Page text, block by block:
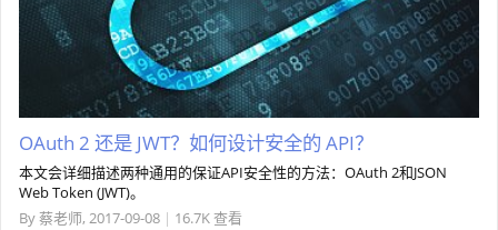
OAuth 2 还是 JWT？如何设计安全的 API？
本文会详细描述两种通用的保证API安全性的方法：OAuth 2和JSON
Web Token (JWT)。
By蔡老师, 2017-09-08 | 16.7K 查看